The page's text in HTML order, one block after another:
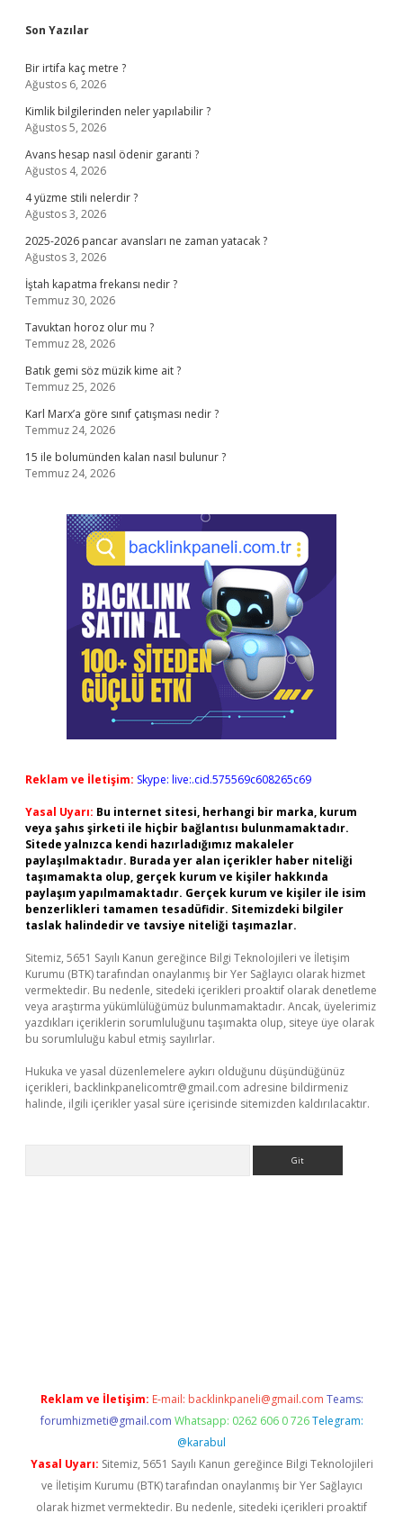
Sidebar
Son Yazılar
Bir irtifa kaç metre ?
Ağustos 6, 2026
Kimlik bilgilerinden neler yapılabilir ?
Ağustos 5, 2026
Avans hesap nasıl ödenir garanti ?
Ağustos 4, 2026
4 yüzme stili nelerdir ?
Ağustos 3, 2026
2025-2026 pancar avansları ne zaman yatacak ?
Ağustos 3, 2026
İştah kapatma frekansı nedir ?
Temmuz 30, 2026
Tavuktan horoz olur mu ?
Temmuz 28, 2026
Batık gemi söz müzik kime ait ?
Temmuz 25, 2026
Karl Marx’a göre sınıf çatışması nedir ?
Temmuz 24, 2026
15 ile bolumünden kalan nasıl bulunur ?
Temmuz 24, 2026
Reklam ve İletişim: Skype: live:.cid.575569c608265c69
Yasal Uyarı: Bu internet sitesi, herhangi bir marka, kurum
veya şahıs şirketi ile hiçbir bağlantısı bulunmamaktadır.
Sitede yalnızca kendi hazırladığımız makaleler
paylaşılmaktadır. Burada yer alan içerikler haber niteliği
taşımamakta olup, gerçek kurum ve kişiler hakkında
paylaşım yapılmamaktadır. Gerçek kurum ve kişiler ile isim
benzerlikleri tamamen tesadüfidir. Sitemizdeki bilgiler
taslak halindedir ve tavsiye niteliği taşımazlar.
Sitemiz, 5651 Sayılı Kanun gereğince Bilgi Teknolojileri ve İletişim
Kurumu (BTK) tarafından onaylanmış bir Yer Sağlayıcı olarak hizmet
vermektedir. Bu nedenle, sitedeki içerikleri proaktif olarak denetleme
veya araştırma yükümlülüğümüz bulunmamaktadır. Ancak, üyelerimiz
yazdıkları içeriklerin sorumluluğunu taşımakta olup, siteye üye olarak
bu sorumluluğu kabul etmiş sayılırlar.
Hukuka ve yasal düzenlemelere aykırı olduğunu düşündüğünüz
içerikleri, backlinkpanelicomtr@gmail.com adresine bildirmeniz
halinde, ilgili içerikler yasal süre içerisinde sitemizden kaldırılacaktır.
Reklam ve İletişim: E-mail: backlinkpaneli@gmail.com Teams:
forumhizmeti@gmail.com Whatsapp: 0262 606 0 726 Telegram:
@karabul
Yasal Uyarı: Sitemiz, 5651 Sayılı Kanun gereğince Bilgi Teknolojileri
ve İletişim Kurumu (BTK) tarafından onaylanmış bir Yer Sağlayıcı
olarak hizmet vermektedir. Bu nedenle, sitedeki içerikleri proaktif